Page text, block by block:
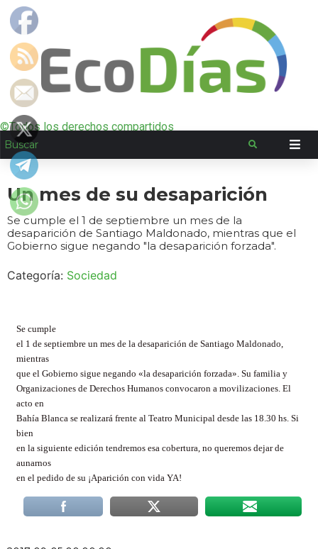
©Todos los derechos compartidos
Un mes de su desaparición
Se cumple el 1 de septiembre un mes de la
desaparición de Santiago Maldonado, mientras que el
Gobierno sigue negando "la desaparición forzada".
Categoría: Sociedad
Se cumple
el 1 de septiembre un mes de la desaparición de Santiago Maldonado,
mientras
que el Gobierno sigue negando «la desaparición forzada». Su familia y
Organizaciones de Derechos Humanos convocaron a movilizaciones. El
acto en
Bahía Blanca se realizará frente al Teatro Municipal desde las 18.30 hs. Si
bien
en la siguiente edición tendremos esa cobertura, no queremos dejar de
aunarnos
en el pedido de su ¡Aparición con vida YA!